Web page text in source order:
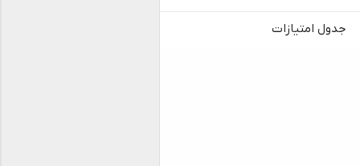
جدول امتیازات